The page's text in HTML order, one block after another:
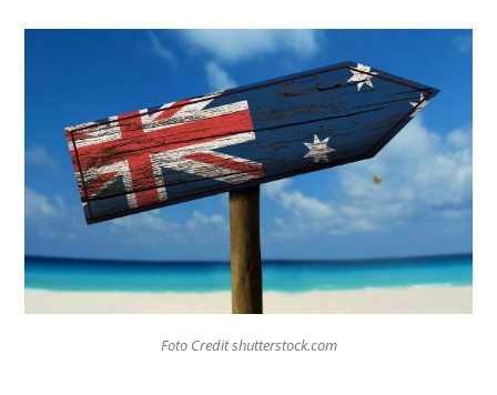
Foto Credit shutterstock.com